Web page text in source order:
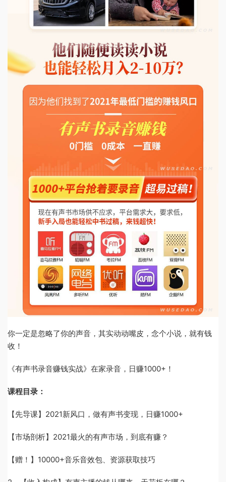
你一定是忽略了你的声音，其实动动嘴皮，念个小说，就有钱
收！
《有声书录音赚钱实战》在家录音，日赚1000+！
课程目录：
【先导课】2021新风口，做有声书变现，日赚1000+
【市场剖析】2021最火的有声市场，到底有赚？
【赠！】10000+音乐音效包、资源获取技巧